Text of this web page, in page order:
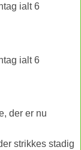
ialt 6
ialt 6
der er nu
strikkes stadig